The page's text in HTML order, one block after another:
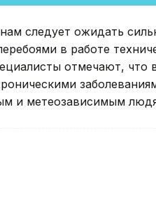
следует ожидать
в работе
отмечают, что
и метеозависимым